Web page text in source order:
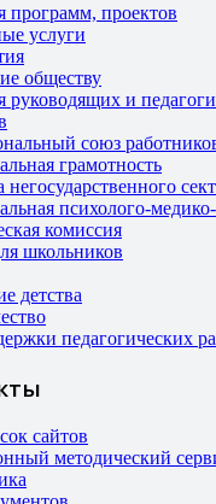
программ, проектов
услуги
обществу
руководящих и
союз
грамотность
психолого-медико-
комиссия
школьников
детства
педагогических
сайтов
методический